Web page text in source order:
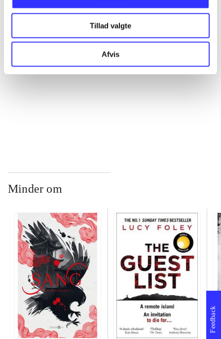
Tillad valgte
Afvis
Minder om
Feedback